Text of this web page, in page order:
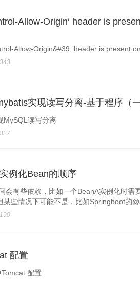
Allow-Origin‘ header is
Allow-Origin&#39; header is present
实现读写分离-基于程序（一
MySQL读写分离
例化Bean的顺序
会有些依赖，比如一个BeanA实例化时
某些情况下可能不是，比如Springboot的
配置
配置